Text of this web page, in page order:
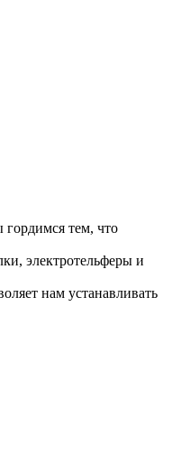
тем, что
электротельферы и
нам устанавливать